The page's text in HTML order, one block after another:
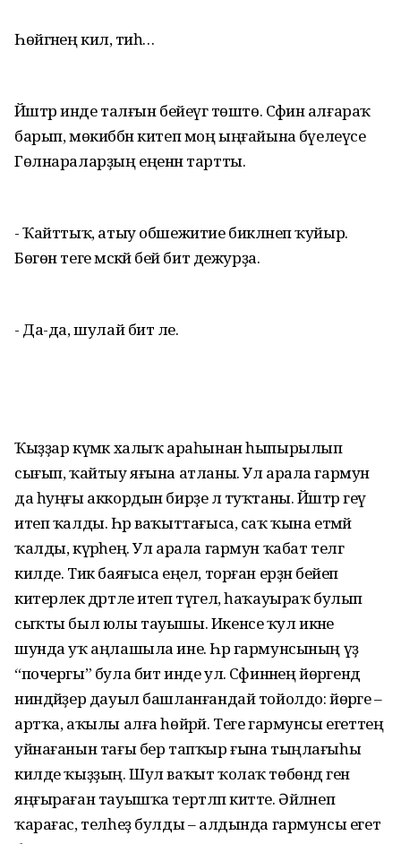
Һөйгәнең килә, тиһә…
Йәштәр инде талғын бейеүгә төштө. Сәфинә алғараҡ
барып, мөкиббән китеп моң ыңғайына бәүелеүсе
Гөлнараларҙың еңенән тартты.
- Ҡайттыҡ, атыу обшежитие бикләнеп ҡуйыр.
Бөгөн теге мәскәй әбей бит дежурҙа.
- Да-да, шулай бит әле.
Ҡыҙҙар күмәк халыҡ араһынан һыпырылып
сығып, ҡайтыу яғына атланы. Ул арала гармун
да һуңғы аккордын бирҙе лә туҡтаны. Йәштәр геү
итеп ҡалды. Һәр ваҡыттағыса, саҡ ҡына етмәй
ҡалды, күрәһең. Ул арала гармун ҡабат телгә
килде. Тик баяғыса еңел, торған ерҙән бейеп
китерлек дәртле итеп түгел, һаҡауыраҡ булып
сыҡты был юлы тауышы. Икенсе ҡул икәне
шунда уҡ аңлашыла ине. Һәр гармунсының үҙ
“почергы” була бит инде ул. Сәфинәнең йөрәгендә
ниндәйҙер дауыл башланғандай тойолдо: йөрәге –
артҡа, аҡылы алға һөйрәй. Теге гармунсы егеттең
уйнағанын тағы бер тапҡыр ғына тыңлағыһы
килде ҡыҙҙың. Шул ваҡыт ҡолаҡ төбөндә генә
яңғыраған тауышҡа тертләп китте. Әйләнеп
ҡарағас, телһеҙ булды – алдында гармунсы егет